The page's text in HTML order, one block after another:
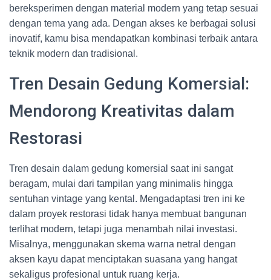
bereksperimen dengan material modern yang tetap sesuai
dengan tema yang ada. Dengan akses ke berbagai solusi
inovatif, kamu bisa mendapatkan kombinasi terbaik antara
teknik modern dan tradisional.
Tren Desain Gedung Komersial:
Mendorong Kreativitas dalam
Restorasi
Tren desain dalam gedung komersial saat ini sangat
beragam, mulai dari tampilan yang minimalis hingga
sentuhan vintage yang kental. Mengadaptasi tren ini ke
dalam proyek restorasi tidak hanya membuat bangunan
terlihat modern, tetapi juga menambah nilai investasi.
Misalnya, menggunakan skema warna netral dengan
aksen kayu dapat menciptakan suasana yang hangat
sekaligus profesional untuk ruang kerja.